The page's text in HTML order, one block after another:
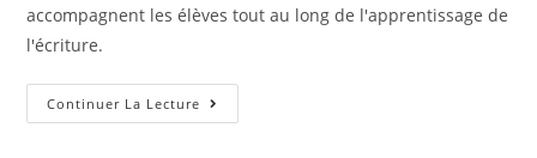
accompagnent les élèves tout au long de l'apprentissage de
l'écriture.
Continuer La Lecture